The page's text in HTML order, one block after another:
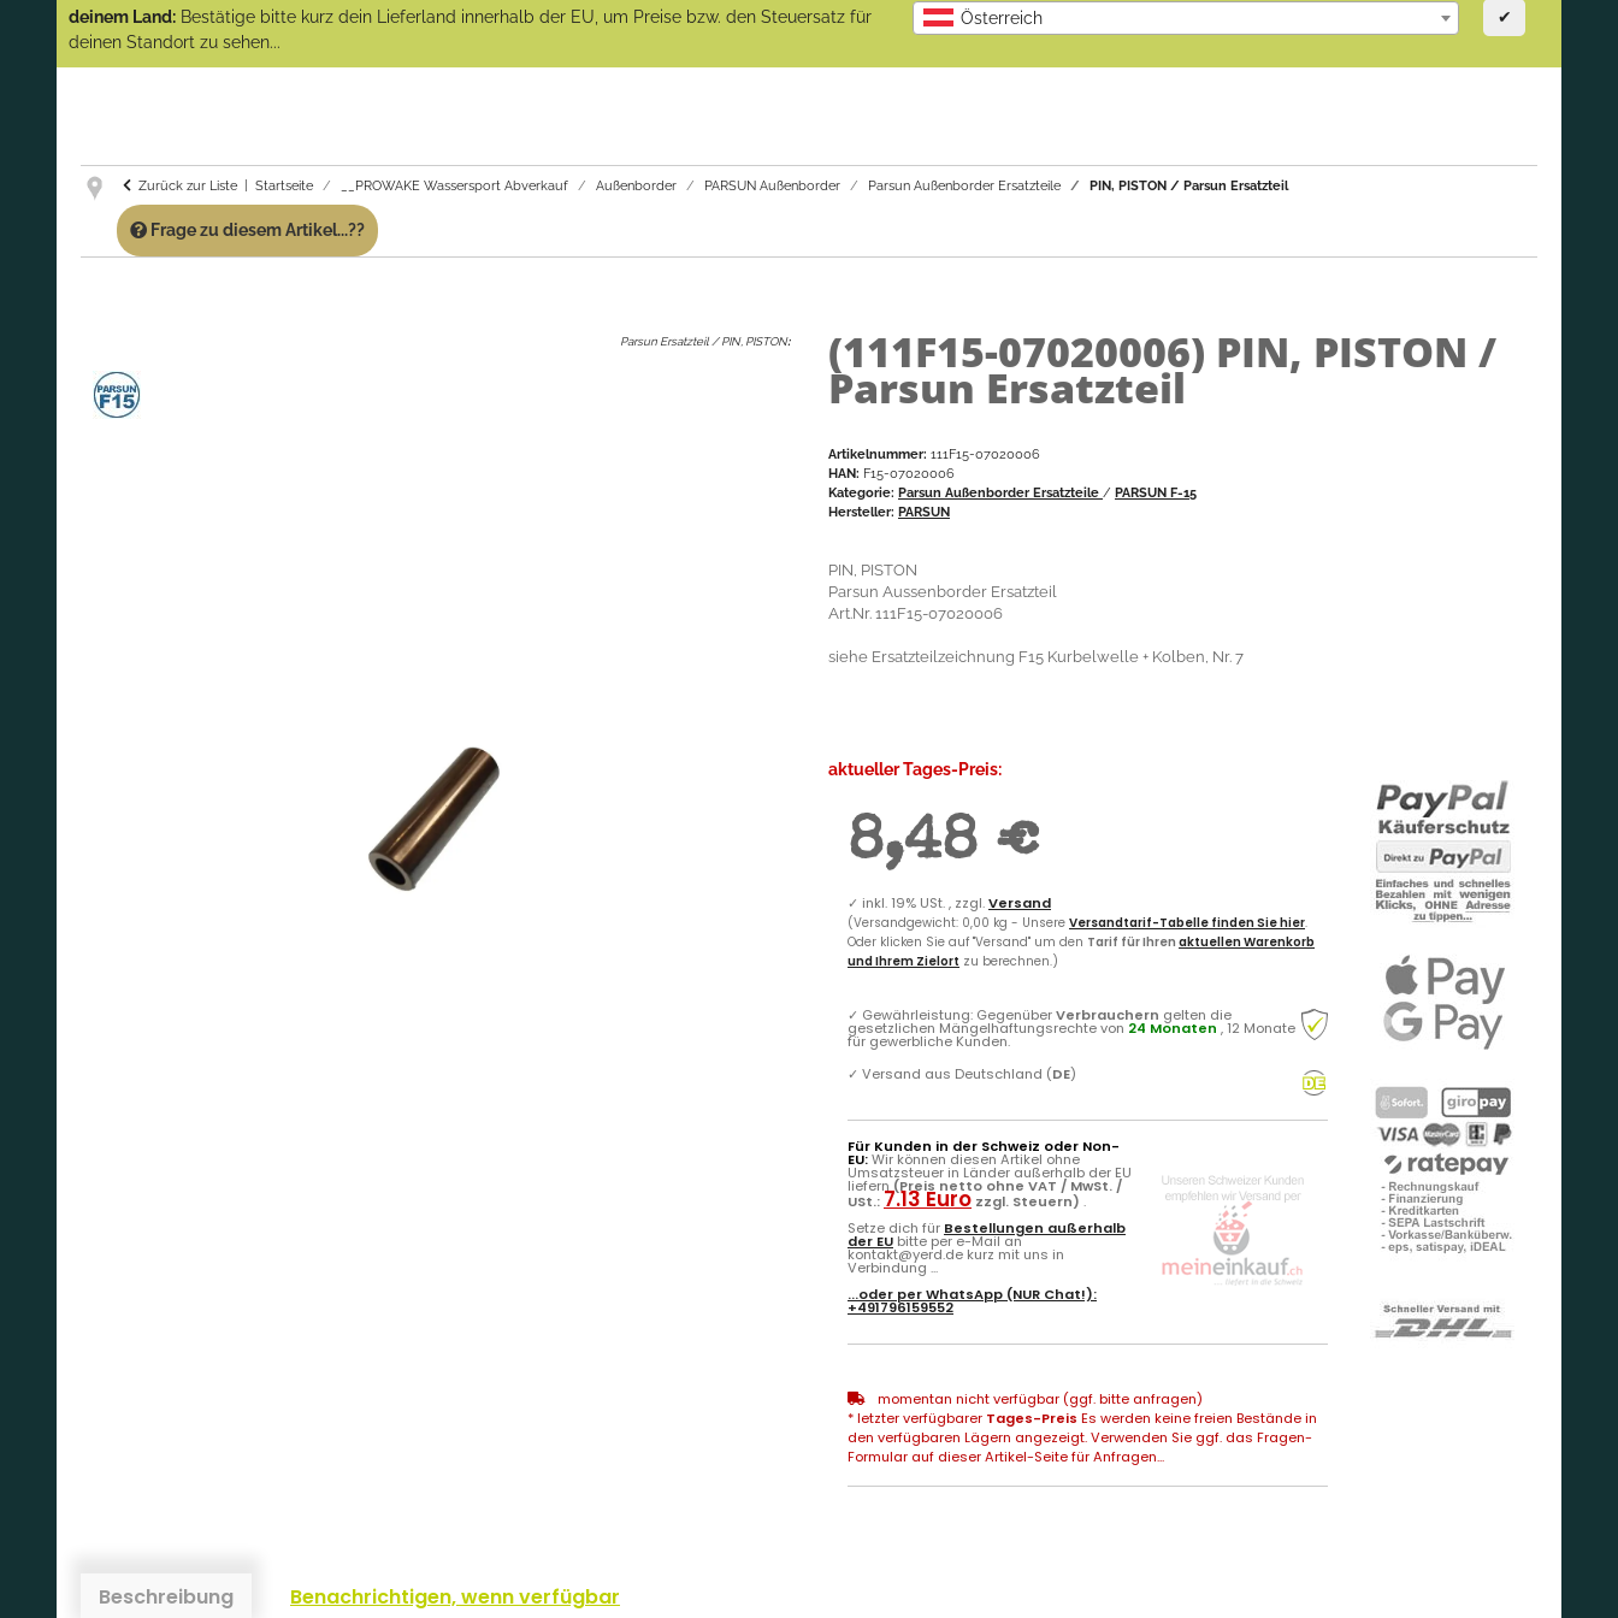
(Abverkauf)!
GARANTIE UND SERVICE:
Artikeln einfach an!
deinem Land: Bestätige bitte kurz dein Lieferland innerhalb der EU, um Preise bzw. den Steuersatz für
deinen Standort zu sehen...
Österreich ✔
Zurück zur Liste Startseite __PROWAKE Wassersport Abverkauf Außenborder PARSUN Außenborder Parsun Außenborder Ersatzteile PIN, PISTON / Parsun Ersatzteil
Frage zu diesem Artikel...??
Parsun Ersatzteil / PIN, PISTON: (111F15-07020006) PIN, PISTON /
Parsun Ersatzteil
Artikelnummer: 111F15-07020006
HAN: F15-07020006
Kategorie: Parsun Außenborder Ersatzteile / PARSUN F-15
Hersteller: PARSUN
PIN, PISTON
Parsun Aussenborder Ersatzteil
Art.Nr. 111F15-07020006
siehe Ersatzteilzeichnung F15 Kurbelwelle + Kolben, Nr. 7
aktueller Tages-Preis:
8,48 €
✓ inkl. 19% USt. , zzgl.Versand
(Versandgewicht: 0,00 kg - Unsere Versandtarif-Tabelle finden Sie hier.
Oder klicken Sie auf "Versand" um den Tarif für Ihren aktuellen Warenkorb
und Ihrem Zielort zu berechnen.)
✓ Gewährleistung: GegenüberVerbrauchern gelten die
gesetzlichen Mängelhaftungsrechte von 24 Monaten , 12 Monate
für gewerbliche Kunden.
✓ Versand aus Deutschland (DE)
Für Kunden in der Schweiz oder Non-
EU:Wir können diesen Artikel ohne
Umsatzsteuer in Länder außerhalb der EU
liefern (Preis netto ohne VAT / MwSt. /
USt.: 7.13 Euro zzgl. Steuern) .
Setze dich für Bestellungen außerhalb
der EU bitte per e-Mail an
kontakt@yerd.de kurz mit uns in
Verbindung ...
...oder perWhatsApp (NUR Chat!):
+491796159552
momentan nicht verfügbar (ggf. bitte anfragen)
* letzter verfügbarer Tages-Preis Es werden keine freien Bestände in
den verfügbaren Lägern angezeigt. Verwenden Sie ggf. das Fragen-
Formular auf dieser Artikel-Seite für Anfragen...
Beschreibung Benachrichtigen, wenn verfügbar